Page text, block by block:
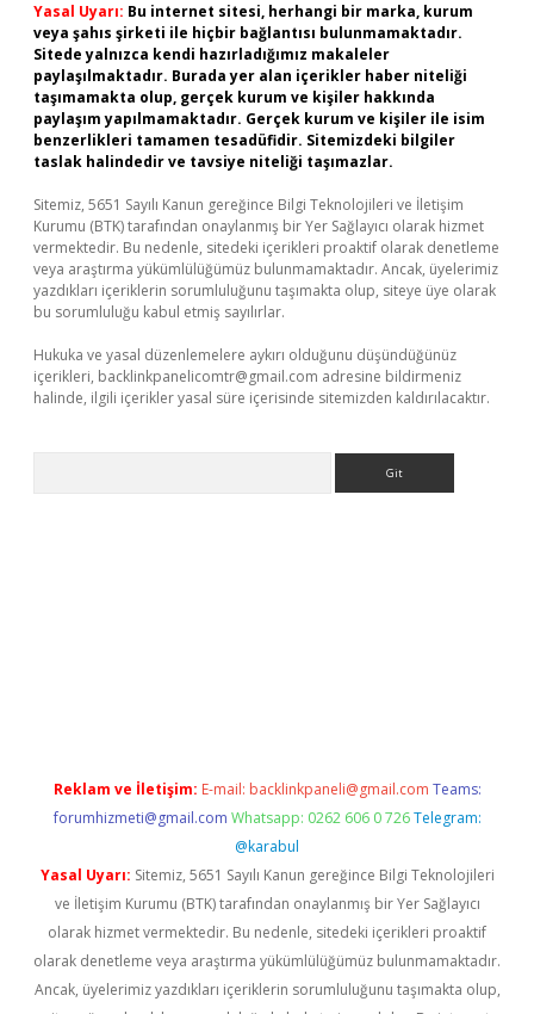
Yasal Uyarı: Bu internet sitesi, herhangi bir marka, kurum
veya şahıs şirketi ile hiçbir bağlantısı bulunmamaktadır.
Sitede yalnızca kendi hazırladığımız makaleler
paylaşılmaktadır. Burada yer alan içerikler haber niteliği
taşımamakta olup, gerçek kurum ve kişiler hakkında
paylaşım yapılmamaktadır. Gerçek kurum ve kişiler ile isim
benzerlikleri tamamen tesadüfidir. Sitemizdeki bilgiler
taslak halindedir ve tavsiye niteliği taşımazlar.
Sitemiz, 5651 Sayılı Kanun gereğince Bilgi Teknolojileri ve İletişim
Kurumu (BTK) tarafından onaylanmış bir Yer Sağlayıcı olarak hizmet
vermektedir. Bu nedenle, sitedeki içerikleri proaktif olarak denetleme
veya araştırma yükümlülüğümüz bulunmamaktadır. Ancak, üyelerimiz
yazdıkları içeriklerin sorumluluğunu taşımakta olup, siteye üye olarak
bu sorumluluğu kabul etmiş sayılırlar.
Hukuka ve yasal düzenlemelere aykırı olduğunu düşündüğünüz
içerikleri, backlinkpanelicomtr@gmail.com adresine bildirmeniz
halinde, ilgili içerikler yasal süre içerisinde sitemizden kaldırılacaktır.
Reklam ve İletişim: E-mail: backlinkpaneli@gmail.com Teams:
forumhizmeti@gmail.com Whatsapp: 0262 606 0 726 Telegram:
@karabul
Yasal Uyarı: Sitemiz, 5651 Sayılı Kanun gereğince Bilgi Teknolojileri
ve İletişim Kurumu (BTK) tarafından onaylanmış bir Yer Sağlayıcı
olarak hizmet vermektedir. Bu nedenle, sitedeki içerikleri proaktif
olarak denetleme veya araştırma yükümlülüğümüz bulunmamaktadır.
Ancak, üyelerimiz yazdıkları içeriklerin sorumluluğunu taşımakta olup,